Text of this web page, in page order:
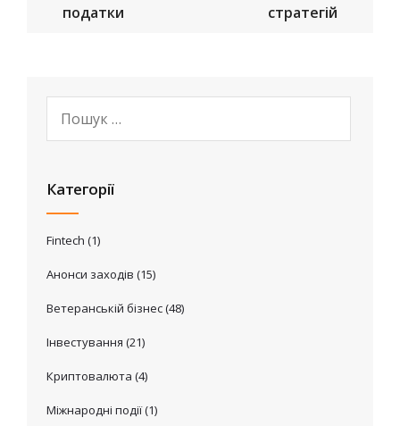
податки стратегій
Категорії
Fintech (1)
Анонси заходів (15)
Ветеранській бізнес(48)
Інвестування (21)
Криптовалюта (4)
Міжнародні події(1)